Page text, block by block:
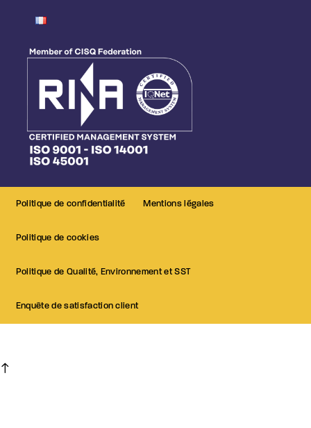
Politique de confidentialité Mentions légales
Politique de cookies
Politique de Qualité, Environnement et SST
Enquête de satisfaction client